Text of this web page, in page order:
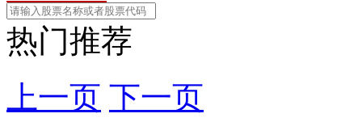
热门推荐
上一页 下一页